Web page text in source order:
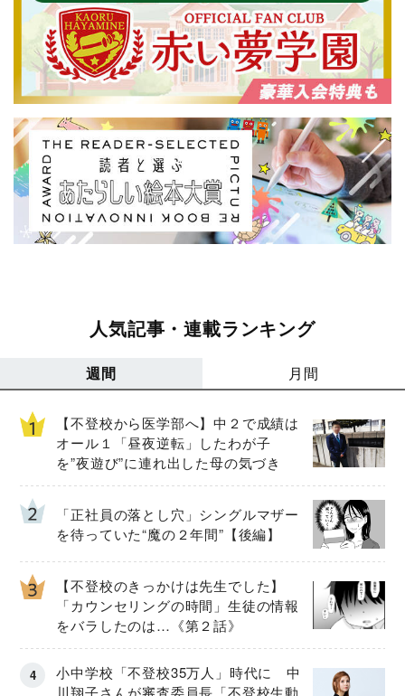
人気記事・連載ランキング
週間 月間
【不登校から医学部へ】中２で成績は
オール１「昼夜逆転」したわが子
を”夜遊び”に連れ出した母の気づき
「正社員の落とし穴」シングルマザー
を待っていた“魔の２年間”【後編】
【不登校のきっかけは先生でした】
「カウンセリングの時間」生徒の情報
をバラしたのは…《第２話》
小中学校「不登校35万人」時代に 中
川翔子さんが審査委員長「不登校生動